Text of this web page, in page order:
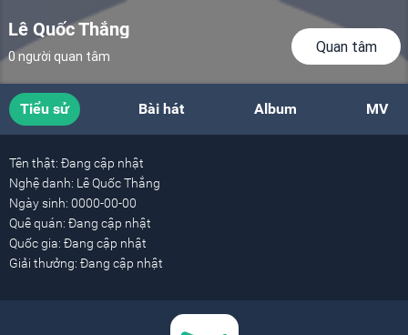
Lê Quốc Thắng
0 người quan tâm
Quan tâm
Tiểu sử Bài hát Album MV
Tên thật: Đang cập nhật
Nghệ danh: Lê Quốc Thắng
Ngày sinh: 0000-00-00
Quê quán: Đang cập nhật
Quốc gia: Đang cập nhật
Giải thưởng: Đang cập nhật